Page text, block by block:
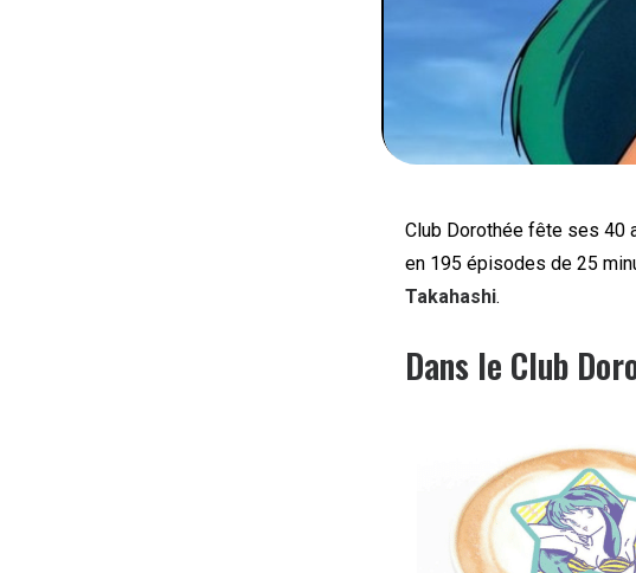
Club Dorothée fête ses 40
en 195 épisodes de 25
Takahashi.
Dans le Club